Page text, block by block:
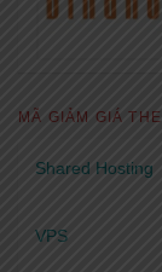
MÃ GIẢM GIÁ
Shared Hosting
VPS